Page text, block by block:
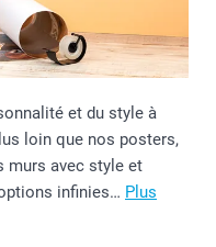
et du style à
loin que nos posters,
murs avec style et
infinies… Plus